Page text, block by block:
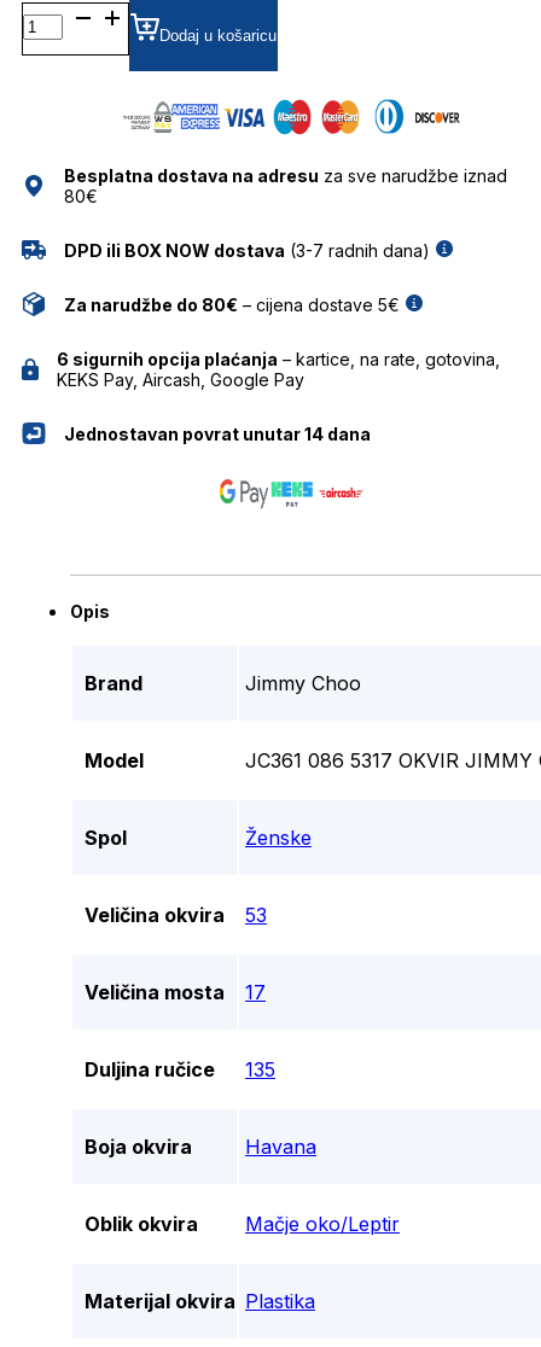
JC361 DIOPTRIJSKI
OKVIRI
JIMMY
Dodaj u košaricu
Besplatna dostava na adresu za sve narudžbe iznad
80€
DPD ili BOX NOW dostava (3-7 radnih dana)
Za narudžbe do 80€ – cijena dostave 5€
6 sigurnih opcija plaćanja – kartice, na rate, gotovina,
KEKS Pay, Aircash, Google Pay
Jednostavan povrat unutar 14 dana
Opis
Brand Jimmy Choo
Model JC361 086 5317 OKVIR JIMMY
Spol Ženske
Veličina okvira 53
Veličina mosta 17
Duljina ručice 135
Boja okvira Havana
Oblik okvira Mačje oko/Leptir
Materijal okvira Plastika